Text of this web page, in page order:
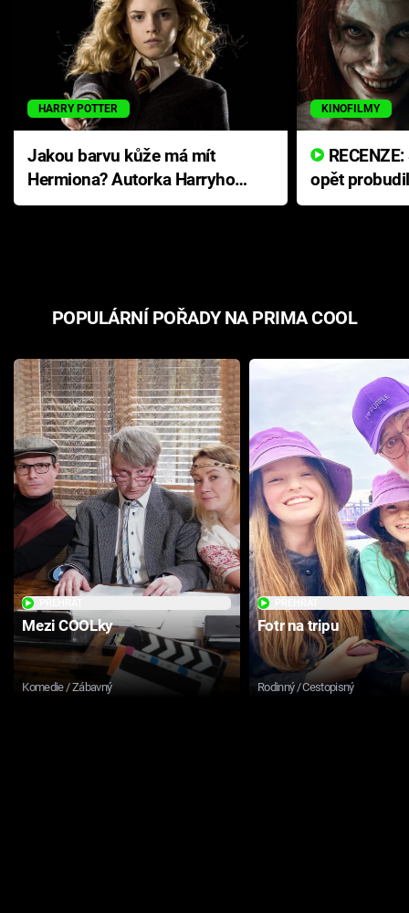
HARRY POTTER
Jakou barvu kůže má mít
Hermiona? Autorka Harryho
Pottera přišla s ráznou
KINOFILMY
opět
přichází s
POPULÁRNÍ POŘADY NA PRIMA COOL
Mezi COOLky
Komedie / Zábavný
Fotr na tripu
Rodinný / Cestopisný